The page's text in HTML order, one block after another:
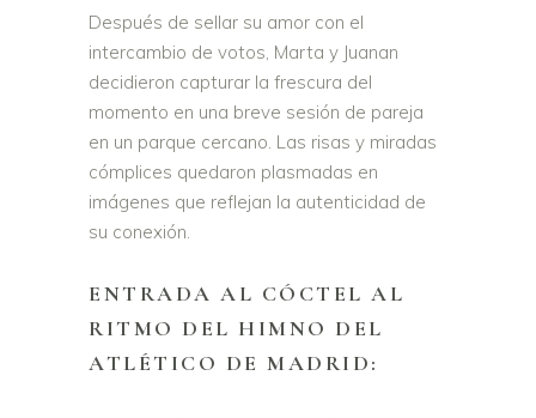
Después de sellar su amor con el
intercambio de votos, Marta y Juanan
decidieron capturar la frescura del
momento en una breve sesión de pareja
en un parque cercano. Las risas y miradas
cómplices quedaron plasmadas en
imágenes que reflejan la autenticidad de
su conexión.
ENTRADA AL CÓCTEL AL
RITMO DEL HIMNO DEL
ATLÉTICO DE MADRID: